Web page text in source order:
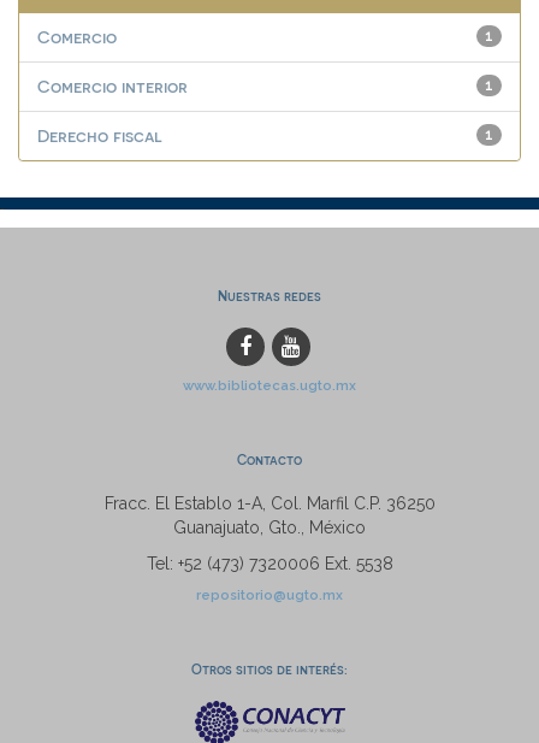
1
Comercio
1
Comercio interior
1
Derecho fiscal
Nuestras redes
www.bibliotecas.ugto.mx
Contacto
Fracc. El Establo 1-A, Col. Marfil C.P. 36250
Guanajuato, Gto., México
Tel: +52 (473) 7320006 Ext. 5538
repositorio@ugto.mx
Otros sitios de interés: